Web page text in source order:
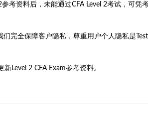
参考资料后，未能通过CFA Level 2考试，可
完全保障客户隐私，尊重用户个人隐私是
Level 2 CFA Exam参考资料。